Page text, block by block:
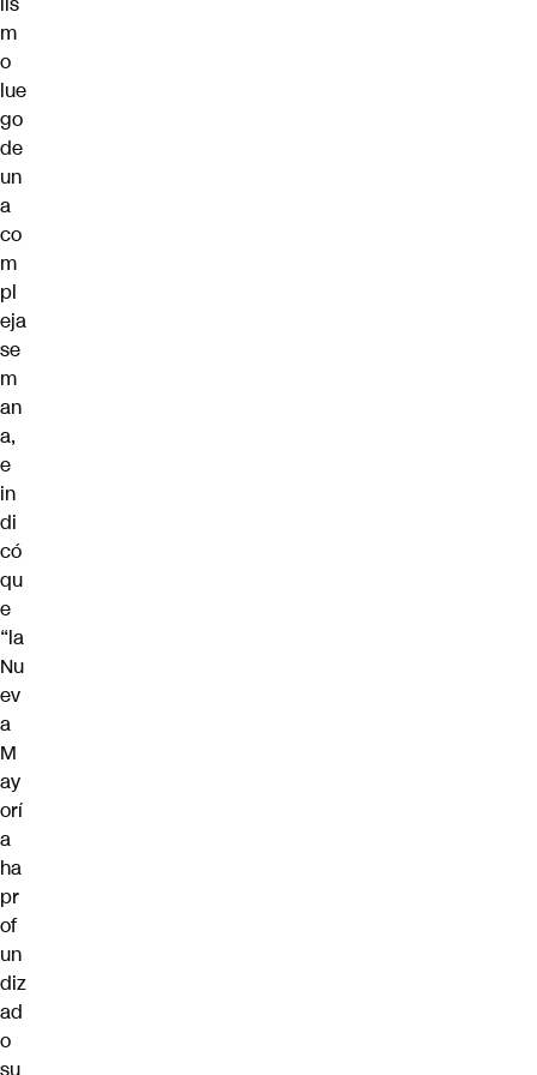
m
o
lue
go
de
un
a
co
m
pl
eja
se
m
an
a,
e
in
di
có
qu
e
“la
Nu
ev
a
M
ay
orí
a
ha
pr
of
un
diz
ad
o
su